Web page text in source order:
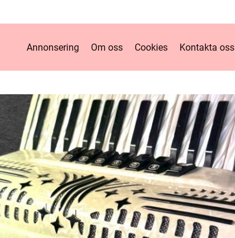
Annonsering Om oss Cookies Kontakta oss